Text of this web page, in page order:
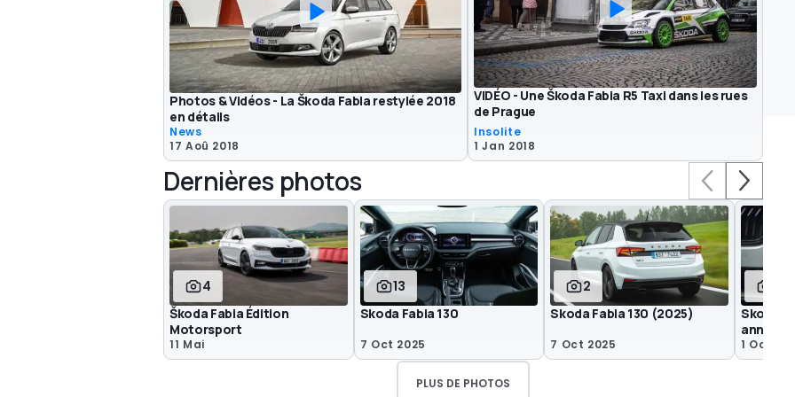
Photos & Vidéos - La Škoda Fabia restylée 2018
en détails
News
17 Aoû 2018
VIDÉO - Une Škoda Fabia R5 Taxi dans les rues
de Prague
Insolite
1 Jan 2018
Dernières photos
4
Škoda Fabia Édition
Motorsport
11 Mai
13
Skoda Fabia 130
7 Oct 2025
2
Skoda Fabia 130 (2025)
7 Oct 2025
Skoda
annonce
1 Oct
PLUS DE PHOTOS